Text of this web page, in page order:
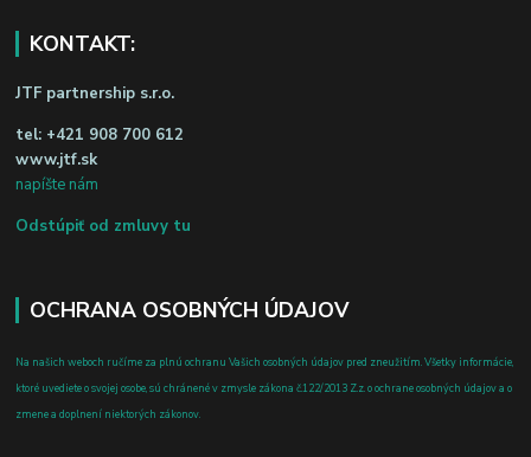
KONTAKT:
JTF partnership s.r.o.
tel: +421 908 700 612
www.jtf.sk
napíšte nám
Odstúpiť od zmluvy tu
OCHRANA OSOBNÝCH ÚDAJOV
Na našich weboch ručíme za plnú ochranu Vašich osobných údajov pred zneužitím. Všetky informácie,
ktoré uvediete o svojej osobe, sú chránené v zmysle zákona č.122/2013 Z.z. o ochrane osobných údajov a o
zmene a doplnení niektorých zákonov.